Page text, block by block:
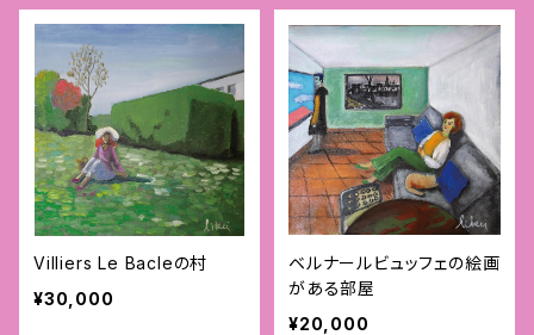
Villiers Le Bacleの村
¥30,000
ベルナールビュッフェの絵画
がある部屋
¥20,000